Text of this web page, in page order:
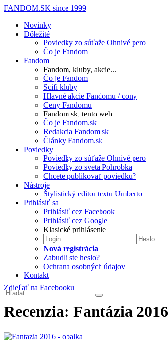
FANDOM.SK since 1999
Novinky
Dôležité
Poviedky zo súťaže Ohnivé pero
Čo je Fandom
Fandom
Fandom, kluby, akcie...
Čo je Fandom
Scifi kluby
Hlavné akcie Fandomu / cony
Ceny Fandomu
Fandom.sk, tento web
Čo je Fandom.sk
Redakcia Fandom.sk
Články Fandom.sk
Poviedky
Poviedky zo súťaže Ohnivé pero
Poviedky zo sveta Pohrobka
Chcete publikovať poviedku?
Nástroje
Štylistický editor textu Umberto
Prihlásiť sa
Prihlásiť cez Facebook
Prihlásiť cez Google
Klasické prihlásenie
Nová registrácia
Zabudli ste heslo?
Ochrana osobných údajov
Kontakt
Zdieľať na Facebooku
Recenzia: Fantázia 2016